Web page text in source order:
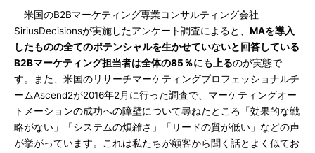
米国のB2Bマーケティング専業コンサルティング会社
SiriusDecisionsが実施したアンケート調査によると、 MAを導入
したものの全てのポテンシャルを生かせていないと回答している
B2Bマーケティング担当者は全体の85％にも上るのが実態で
す。また、米国のリサーチマーケティングプロフェッショナルチ
ームAscend2が2016年2月に行った調査で、マーケティングオー
トメーションの成功への障壁について尋ねたところ「効果的な戦
略がない」「システムの煩雑さ」「リードの質が低い」などの声
が挙がっています。これは私たちが顧客から聞く話とよく似てお